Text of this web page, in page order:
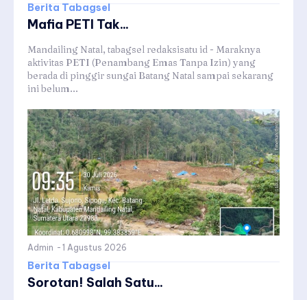
Berita Tabagsel
Mafia PETI Tak...
Mandailing Natal, tabagsel redaksisatu id - Maraknya
aktivitas PETI (Penambang Emas Tanpa Izin) yang
berada di pinggir sungai Batang Natal sampai sekarang
ini belum...
Admin - 1 Agustus 2026
Berita Tabagsel
Sorotan! Salah Satu...